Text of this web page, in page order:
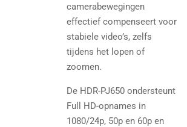
camerabewegingen
effectief compenseert voor
stabiele video’s, zelfs
tijdens het lopen of
zoomen.
De HDR-PJ650 ondersteunt
Full HD-opnames in
1080/24p, 50p en 60p en